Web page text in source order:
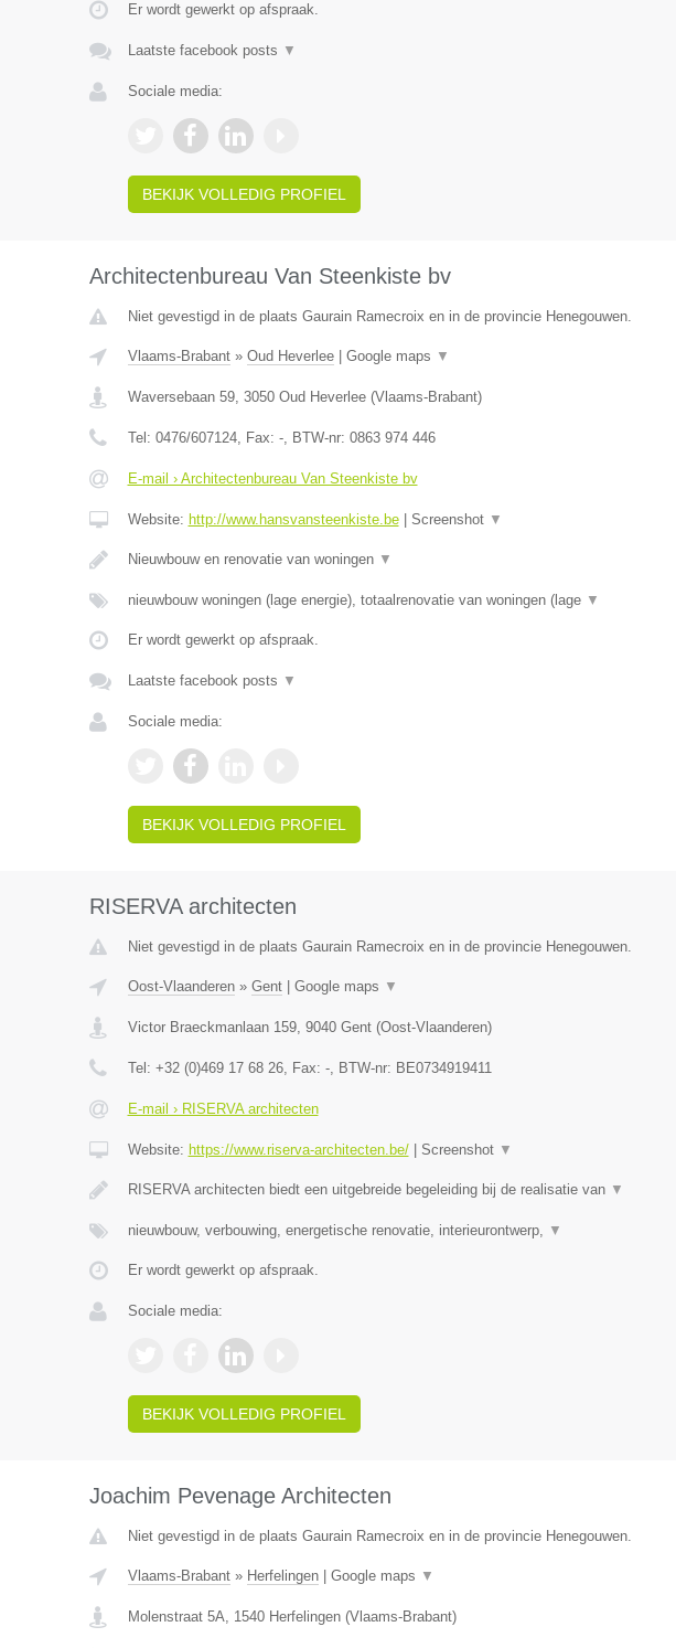
Er wordt gewerkt op afspraak.
Laatste facebook posts ▼
Sociale media:
BEKIJK VOLLEDIG PROFIEL
Architectenbureau Van Steenkiste bv
Niet gevestigd in de plaats Gaurain Ramecroix en in de provincie Henegouwen.
Vlaams-Brabant» Oud Heverlee| Google maps ▼
Waversebaan 59, 3050 Oud Heverlee(Vlaams-Brabant)
Tel: 0476/607124, Fax: -, BTW-nr: 0863 974 446
E-mail › Architectenbureau Van Steenkiste bv
Website: http://www.hansvansteenkiste.be| Screenshot ▼
Nieuwbouw en renovatie van woningen ▼
nieuwbouw woningen (lage energie), totaalrenovatie van woningen (lage ▼
Er wordt gewerkt op afspraak.
Laatste facebook posts ▼
Sociale media:
BEKIJK VOLLEDIG PROFIEL
RISERVA architecten
Niet gevestigd in de plaats Gaurain Ramecroix en in de provincie Henegouwen.
Oost-Vlaanderen» Gent| Google maps ▼
Victor Braeckmanlaan 159, 9040 Gent(Oost-Vlaanderen)
Tel: +32 (0)469 17 68 26, Fax: -, BTW-nr: BE0734919411
E-mail › RISERVA architecten
Website: https://www.riserva-architecten.be/| Screenshot ▼
RISERVA architecten biedt een uitgebreide begeleiding bij de realisatie van ▼
nieuwbouw, verbouwing, energetische renovatie, interieurontwerp, ▼
Er wordt gewerkt op afspraak.
Sociale media:
BEKIJK VOLLEDIG PROFIEL
Joachim Pevenage Architecten
Niet gevestigd in de plaats Gaurain Ramecroix en in de provincie Henegouwen.
Vlaams-Brabant» Herfelingen| Google maps ▼
Molenstraat 5A, 1540 Herfelingen(Vlaams-Brabant)